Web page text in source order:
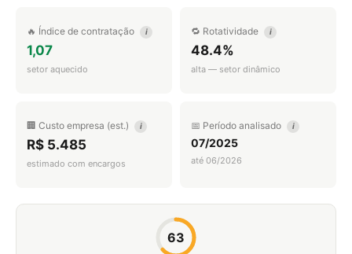
🔥 Índice de contratação i
1,07
setor aquecido
🔁 Rotatividade i
48.4%
alta — setor dinâmico
🏢 Custo empresa (est.) i
R$ 5.485
estimado com encargos
📅 Período analisado i
07/2025
até 06/2026
63